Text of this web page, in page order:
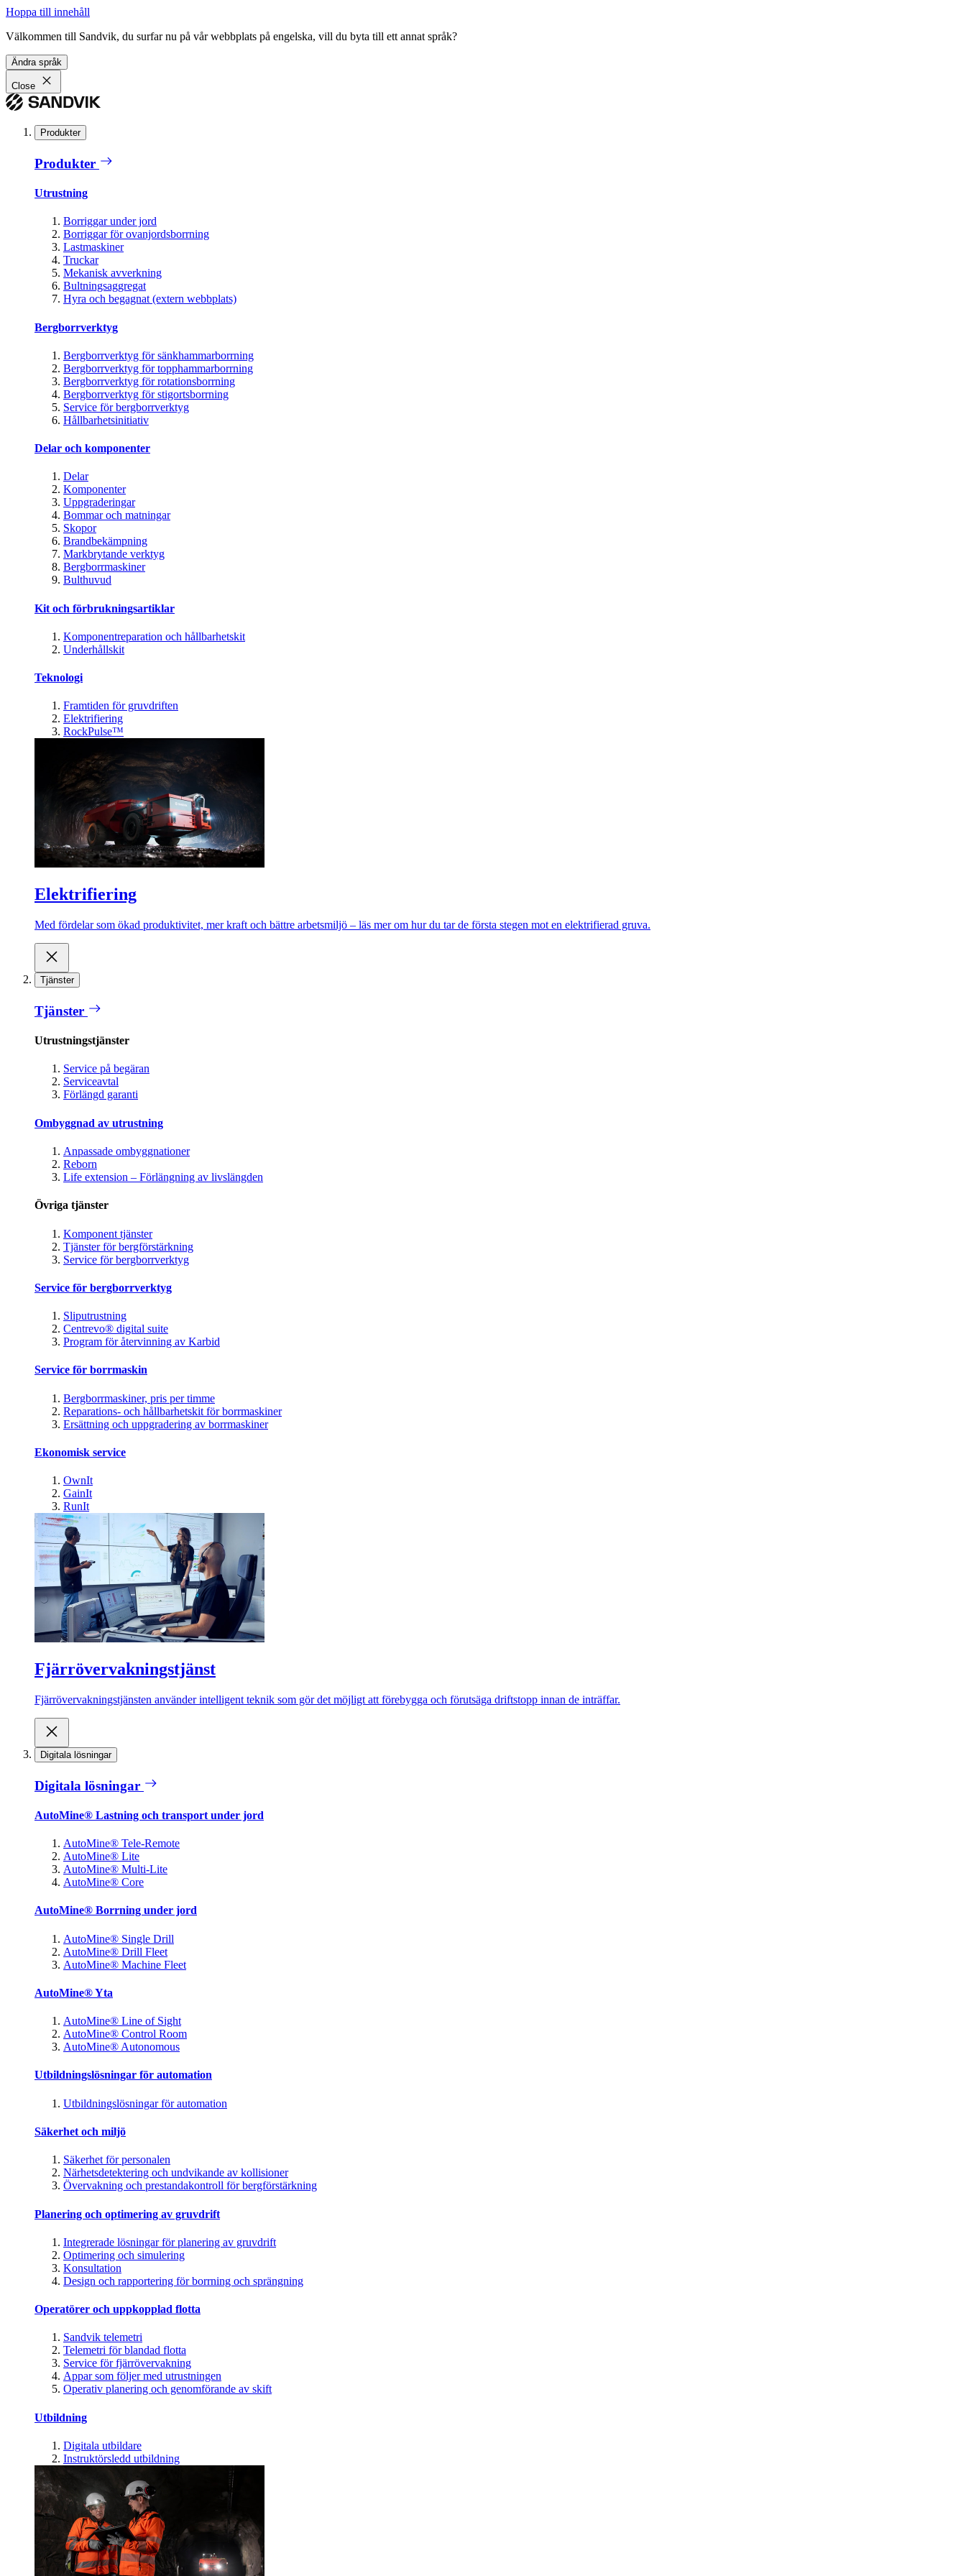
Hoppa till innehåll
Välkommen till Sandvik, du surfar nu på vår webbplats på engelska, vill du byta till ett annat språk?
Ändra språk
Close
Produkter
Produkter
Utrustning
Borriggar under jord
Borriggar för ovanjordsborrning
Lastmaskiner
Truckar
Mekanisk avverkning
Bultningsaggregat
Hyra och begagnat (extern webbplats)
Bergborrverktyg
Bergborrverktyg för sänkhammarborrning
Bergborrverktyg för topphammarborrning
Bergborrverktyg för rotationsborrning
Bergborrverktyg för stigortsborrning
Service för bergborrverktyg
Hållbarhetsinitiativ
Delar och komponenter
Delar
Komponenter
Uppgraderingar
Bommar och matningar
Skopor
Brandbekämpning
Markbrytande verktyg
Bergborrmaskiner
Bulthuvud
Kit och förbrukningsartiklar
Komponentreparation och hållbarhetskit
Underhållskit
Teknologi
Framtiden för gruvdriften
Elektrifiering
RockPulse™
Elektrifiering
Med fördelar som ökad produktivitet, mer kraft och bättre arbetsmiljö – läs mer om hur du tar de första stegen mot en elektrifierad gruva.
Tjänster
Tjänster
Utrustningstjänster
Service på begäran
Serviceavtal
Förlängd garanti
Ombyggnad av utrustning
Anpassade ombyggnationer
Reborn
Life extension – Förlängning av livslängden
Övriga tjänster
Komponent tjänster
Tjänster för bergförstärkning
Service för bergborrverktyg
Service för bergborrverktyg
Sliputrustning
Centrevo® digital suite
Program för återvinning av Karbid
Service för borrmaskin
Bergborrmaskiner, pris per timme
Reparations- och hållbarhetskit för borrmaskiner
Ersättning och uppgradering av borrmaskiner
Ekonomisk service
OwnIt
GainIt
RunIt
Fjärrövervakningstjänst
Fjärrövervakningstjänsten använder intelligent teknik som gör det möjligt att förebygga och förutsäga driftstopp innan de inträffar.
Digitala lösningar
Digitala lösningar
AutoMine® Lastning och transport under jord
AutoMine® Tele-Remote
AutoMine® Lite
AutoMine® Multi-Lite
AutoMine® Core
AutoMine® Borrning under jord
AutoMine® Single Drill
AutoMine® Drill Fleet
AutoMine® Machine Fleet
AutoMine® Yta
AutoMine® Line of Sight
AutoMine® Control Room
AutoMine® Autonomous
Utbildningslösningar för automation
Utbildningslösningar för automation
Säkerhet och miljö
Säkerhet för personalen
Närhetsdetektering och undvikande av kollisioner
Övervakning och prestandakontroll för bergförstärkning
Planering och optimering av gruvdrift
Integrerade lösningar för planering av gruvdrift
Optimering och simulering
Konsultation
Design och rapportering för borrning och sprängning
Operatörer och uppkopplad flotta
Sandvik telemetri
Telemetri för blandad flotta
Service för fjärrövervakning
Appar som följer med utrustningen
Operativ planering och genomförande av skift
Utbildning
Digitala utbildare
Instruktörsledd utbildning